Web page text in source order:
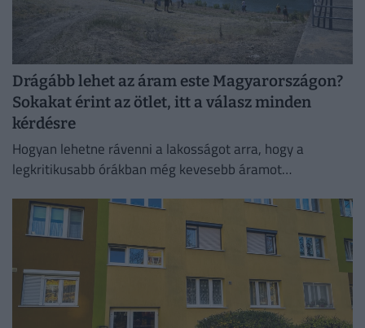
Drágább lehet az áram este Magyarországon?
Sokakat érint az ötlet, itt a válasz minden
kérdésre
Hogyan lehetne rávenni a lakosságot arra, hogy a
legkritikusabb órákban még kevesebb áramot